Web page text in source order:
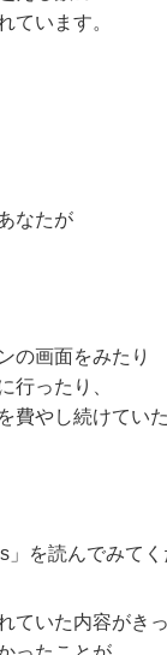
ています。
なたが
の画面をみたり
行ったり、
費やし続けてい
を読んでみてく
ていた内容がき